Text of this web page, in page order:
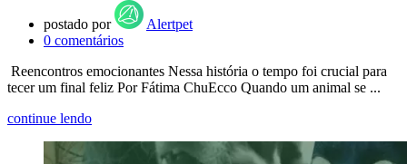
postado por
Alertpet
0 comentários
Reencontros emocionantes Nessa história o tempo foi crucial para
tecer um final feliz Por Fátima ChuEcco Quando um animal se ...
continue lendo